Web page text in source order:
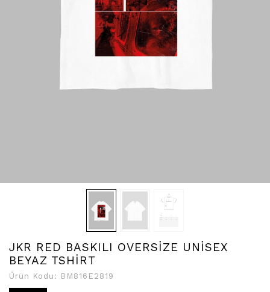
JKR RED BASKILI OVERSİZE UNİSEX
BEYAZ TSHİRT
Ürün Kodu: BM816E2819